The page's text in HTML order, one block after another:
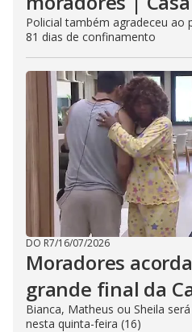
Policial também agradeceu ao
81 dias de confinamento
DO R7/16/07/2026
Moradores
grande final da
Bianca, Matheus ou Sheila
nesta quinta-feira (16)